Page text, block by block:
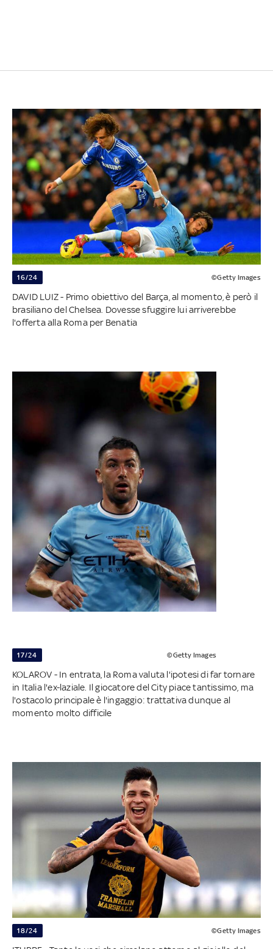
16/24 ©Getty Images
DAVID LUIZ - Primo obiettivo del Barça, al momento, è però il
brasiliano del Chelsea. Dovesse sfuggire lui arriverebbe
l'offerta alla Roma per Benatia
17/24 ©Getty Images
KOLAROV - In entrata, la Roma valuta l'ipotesi di far tornare
in Italia l'ex-laziale. Il giocatore del City piace tantissimo, ma
l'ostacolo principale è l'ingaggio: trattativa dunque al
momento molto difficile
18/24 ©Getty Images